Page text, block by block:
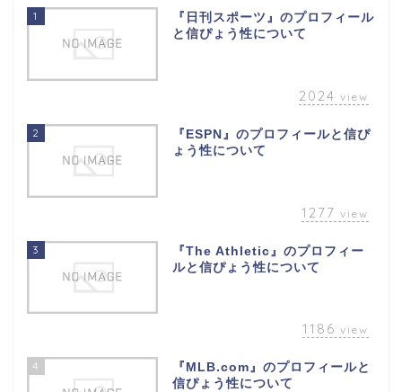
1
『日刊スポーツ』のプロフィール
と信ぴょう性について
2024 view
2
『ESPN』のプロフィールと信ぴ
ょう性について
1277 view
3
『The Athletic』のプロフィー
ルと信ぴょう性について
1186 view
4
『MLB.com』のプロフィールと
信ぴょう性について